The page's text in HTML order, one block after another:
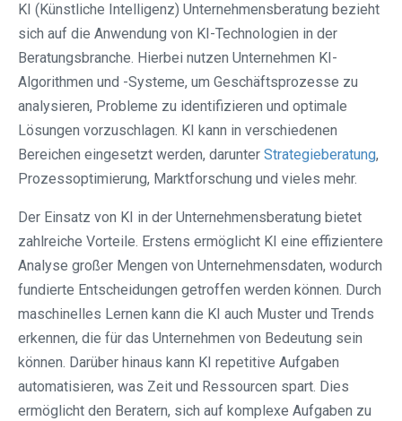
KI (Künstliche Intelligenz) Unternehmensberatung bezieht
sich auf die Anwendung von KI-Technologien in der
Beratungsbranche. Hierbei nutzen Unternehmen KI-
Algorithmen und -Systeme, um Geschäftsprozesse zu
analysieren, Probleme zu identifizieren und optimale
Lösungen vorzuschlagen. KI kann in verschiedenen
Bereichen eingesetzt werden, darunter Strategieberatung,
Prozessoptimierung, Marktforschung und vieles mehr.
Der Einsatz von KI in der Unternehmensberatung bietet
zahlreiche Vorteile. Erstens ermöglicht KI eine effizientere
Analyse großer Mengen von Unternehmensdaten, wodurch
fundierte Entscheidungen getroffen werden können. Durch
maschinelles Lernen kann die KI auch Muster und Trends
erkennen, die für das Unternehmen von Bedeutung sein
können. Darüber hinaus kann KI repetitive Aufgaben
automatisieren, was Zeit und Ressourcen spart. Dies
ermöglicht den Beratern, sich auf komplexe Aufgaben zu